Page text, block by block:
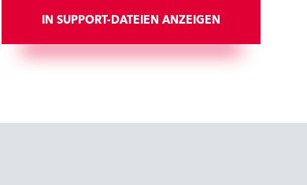
IN SUPPORT-DATEIEN ANZEIGEN